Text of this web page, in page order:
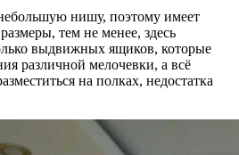
нишу, поэтому имеет
тем не менее, здесь
выдвижных ящиков, которые
различной мелочевки, а всё
на полках, недостатка